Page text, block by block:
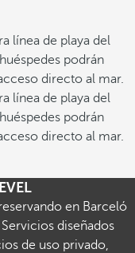
línea de playa del
podrán
directo al mar.
línea de playa del
podrán
directo al mar.
en Barceló
diseñados
de uso privado,